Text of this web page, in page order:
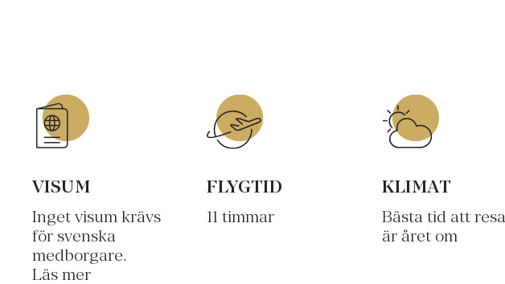
VISUM
Inget visum krävs
för svenska
medborgare.
Läs mer
FLYGTID
11 timmar
KLIMAT
Bästa tid att resa
är året om